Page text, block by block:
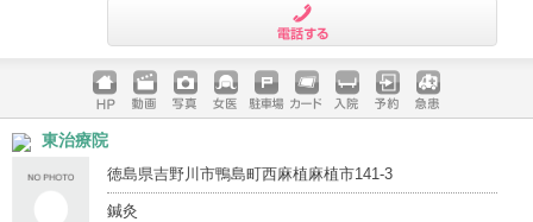
ホームペ
ージ
動画 写真 女医 駐車場
クレジッ
入院 予約 急患
東治療院
徳島県吉野川市鴨島町西麻植麻植市141-3
鍼灸